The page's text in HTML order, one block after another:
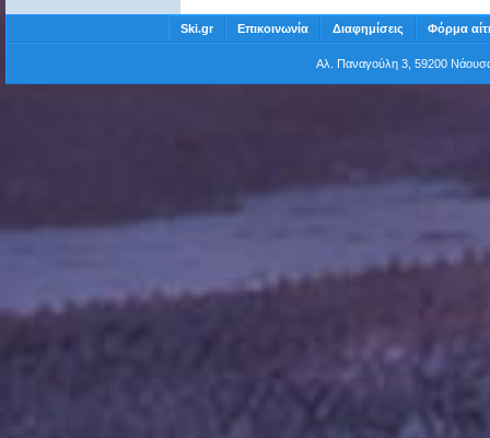
Ski.gr Επικοινωνία Διαφημίσεις Φόρμα
Αλ. Παναγούλη 3, 59200